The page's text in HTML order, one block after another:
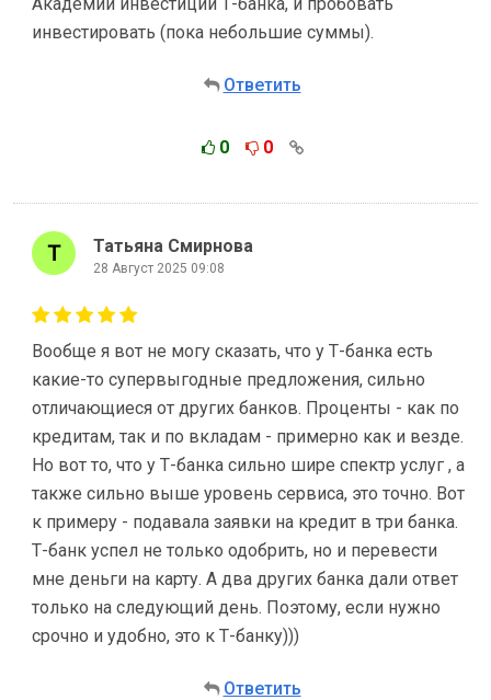
инвестировать (пока небольшие суммы).
Ответить
0 0
Татьяна Смирнова
28 Август 2025 09:08
Вообще я вот не могу сказать, что у Т-банка есть
какие-то супервыгодные предложения, сильно
отличающиеся от других банков. Проценты - как по
кредитам, так и по вкладам - примерно как и везде.
Но вот то, что у Т-банка сильно шире спектр услуг , а
также сильно выше уровень сервиса, это точно. Вот
к примеру - подавала заявки на кредит в три банка.
Т-банк успел не только одобрить, но и перевести
мне деньги на карту. А два других банка дали ответ
только на следующий день. Поэтому, если нужно
срочно и удобно, это к Т-банку)))
Ответить